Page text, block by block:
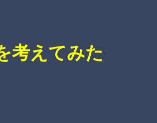
知症の母と娘の暮ら
考えてみた